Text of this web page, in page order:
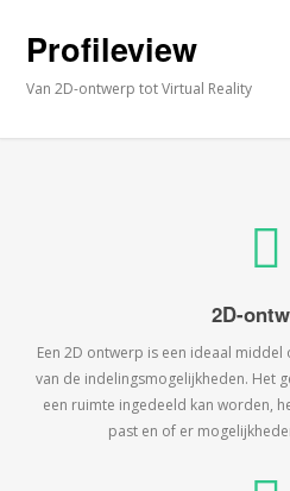
Profileview
Van 2D-ontwerp tot Virtual Reality
2D-
Een 2D ontwerp is een ideaal
van de indelingsmogelijkheden. Het
een ruimte ingedeeld kan worden,
past en of er